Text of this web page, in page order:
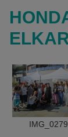
IMG_0279